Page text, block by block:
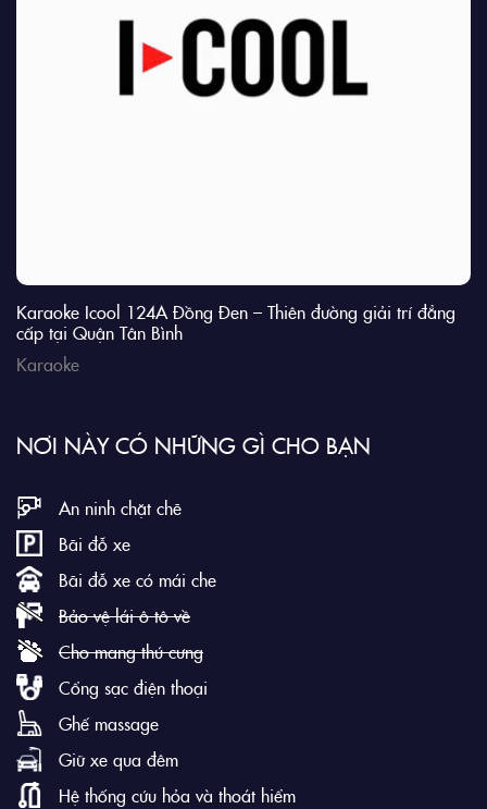
Karaoke Icool 124A Đồng Đen – Thiên đường giải trí đẳng
cấp tại Quận Tân Bình
Karaoke
NƠI NÀY CÓ NHỮNG GÌ CHO BẠN
An ninh chặt chẽ
Bãi đỗ xe
Bãi đỗ xe có mái che
Bảo vệ lái ô tô về
Cho mang thú cưng
Cổng sạc điện thoại
Ghế massage
Giữ xe qua đêm
Hệ thống cứu hỏa và thoát hiểm